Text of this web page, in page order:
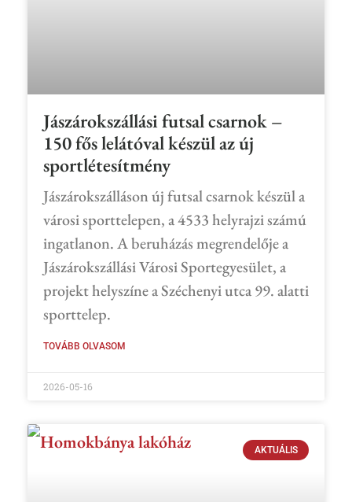
Jászárokszállási futsal csarnok –
150 fős lelátóval készül az új
sportlétesítmény
Jászárokszálláson új futsal csarnok készül a
városi sporttelepen, a 4533 helyrajzi számú
ingatlanon. A beruházás megrendelője a
Jászárokszállási Városi Sportegyesület, a
projekt helyszíne a Széchenyi utca 99. alatti
sporttelep.
TOVÁBB OLVASOM
2026-05-16
AKTUÁLIS